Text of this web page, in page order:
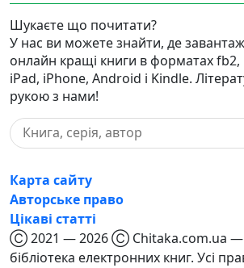
Шукаєте що почитати?
У нас ви можете знайти, де
онлайн кращі книги в форматах
iPad, iPhone, Android і Kindle.
рукою з нами!
Карта сайту
Авторське право
Цікаві статті
Ⓒ 2021 — 2026 Ⓒ Chitaka.com.ua
бібліотека електронних книг. Усі